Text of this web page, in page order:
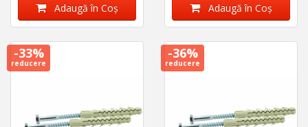
Adaugă în Coş Adaugă în Coş
-33%
reducere
-36%
reducere